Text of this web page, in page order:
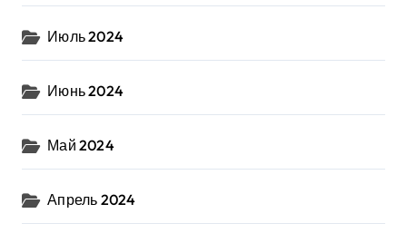
Июль 2024
Июнь 2024
Май 2024
Апрель 2024